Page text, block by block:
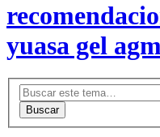
yuasa gel
Buscar